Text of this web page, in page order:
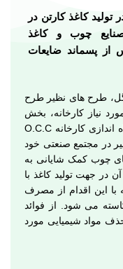
کاغذ کارتن در
چوب و کاغذ
از پسماند ضایعات
طرح های نظیر طرح
نیاز کارخانه، بخش
کارخانه O.C.C
ظرفیت اسمی400 تن خمیر در مجتمع صنعتی خود
چوب کمک شایانی به
در جهت تولید کاغذ با
باشد که با این اقدام از مصرف
می شود. از فوائد
مواد شیمیایی مورد